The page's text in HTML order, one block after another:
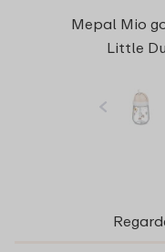
Mepal Mio
Little